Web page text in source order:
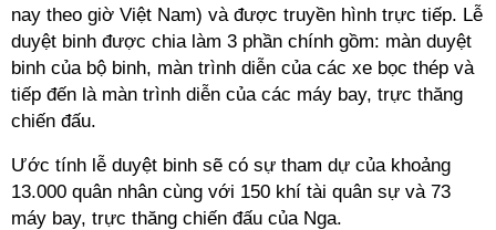
nay theo giờ Việt Nam) và được truyền hình trực tiếp. Lễ
duyệt binh được chia làm 3 phần chính gồm: màn duyệt
binh của bộ binh, màn trình diễn của các xe bọc thép và
tiếp đến là màn trình diễn của các máy bay, trực thăng
chiến đấu.
Ước tính lễ duyệt binh sẽ có sự tham dự của khoảng
13.000 quân nhân cùng với 150 khí tài quân sự và 73
máy bay, trực thăng chiến đấu của Nga.